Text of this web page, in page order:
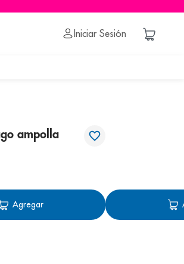
Iniciar Sesión
ampolla
Agregar